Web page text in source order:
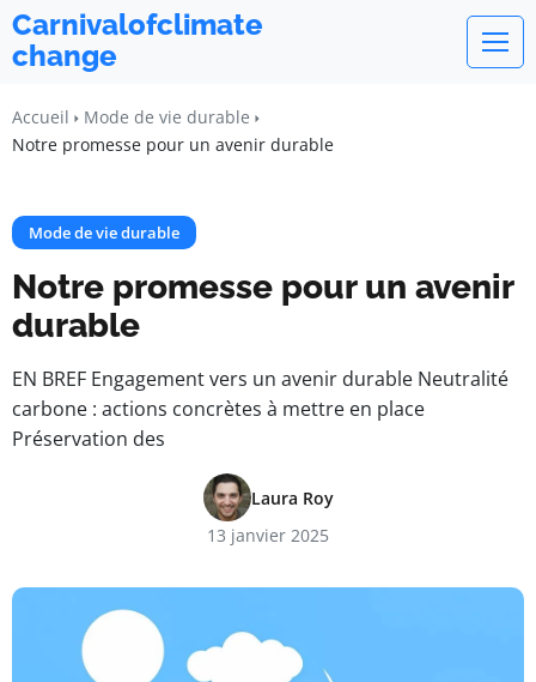
Carnivalofclimate
change
Accueil
Mode de vie durable
Notre promesse pour un avenir durable
Mode de vie durable
Notre promesse pour un avenir
durable
EN BREF Engagement vers un avenir durable Neutralité
carbone : actions concrètes à mettre en place
Préservation des
Laura Roy
13 janvier 2025